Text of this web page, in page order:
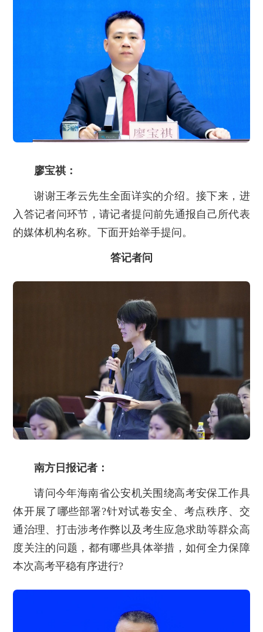
廖宝祺：
谢谢王孝云先生全面详实的介绍。接下来，进
入答记者问环节，请记者提问前先通报自己所代表
的媒体机构名称。下面开始举手提问。
答记者问
南方日报记者：
请问今年海南省公安机关围绕高考安保工作具
体开展了哪些部署?针对试卷安全、考点秩序、交
通治理、打击涉考作弊以及考生应急求助等群众高
度关注的问题，都有哪些具体举措，如何全力保障
本次高考平稳有序进行?